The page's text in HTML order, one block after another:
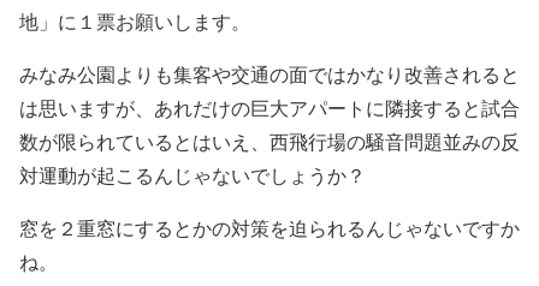
地」に１票お願いします。
みなみ公園よりも集客や交通の面ではかなり改善されると
は思いますが、あれだけの巨大アパートに隣接すると試合
数が限られているとはいえ、西飛行場の騒音問題並みの反
対運動が起こるんじゃないでしょうか？
窓を２重窓にするとかの対策を迫られるんじゃないですか
ね。